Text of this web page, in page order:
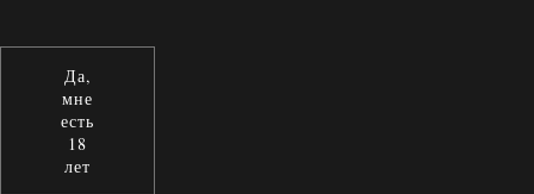
Да,
мне
есть
18
лет